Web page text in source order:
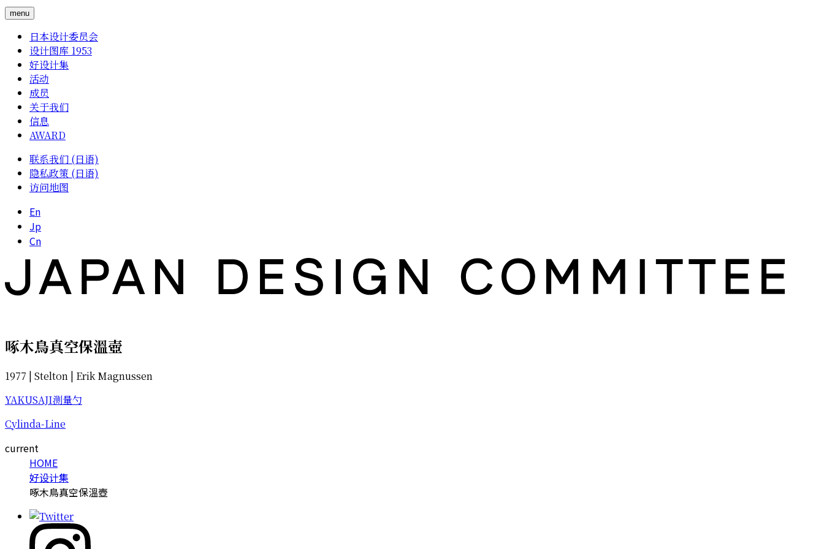
menu
日本设计委员会
设计图库 1953
好设计集
活动
成员
关于我们
信息
AWARD
联系我们 (日语)
隐私政策 (日语)
访问地图
En
Jp
Cn
啄木鳥真空保溫壺
1977 | Stelton | Erik Magnussen
YAKUSAJI测量勺
Cylinda-Line
current
HOME
好设计集
啄木鳥真空保溫壺